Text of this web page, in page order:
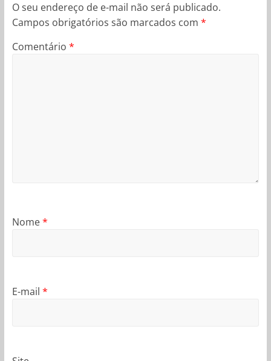
O seu endereço de e-mail não será publicado.
Campos obrigatórios são marcados com *
Comentário *
Nome*
E-mail *